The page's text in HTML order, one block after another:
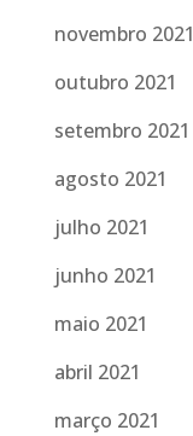
novembro 2021
outubro 2021
setembro 2021
agosto 2021
julho 2021
junho 2021
maio 2021
abril 2021
março 2021